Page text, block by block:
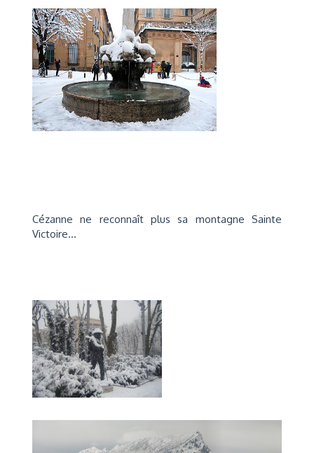
Cézanne ne reconnaît plus sa montagne Sainte
Victoire...